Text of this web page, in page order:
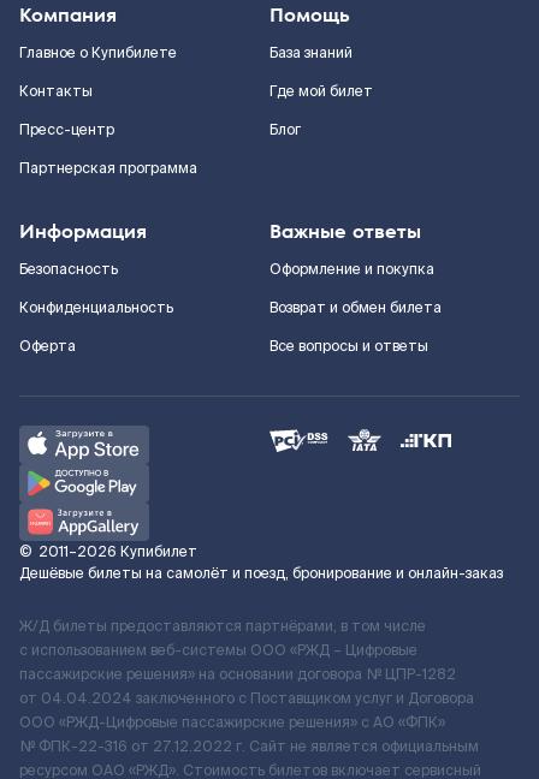
Компания
Главное о Купибилете
Контакты
Пресс-центр
Партнерская программа
Помощь
База знаний
Где мой билет
Блог
Информация
Безопасность
Конфиденциальность
Оферта
Важные ответы
Оформление и покупка
Возврат и обмен билета
Все вопросы и ответы
© 2011–2026 Купибилет
Дешёвые билеты на самолёт и поезд, бронирование и онлайн-заказ
Ж/Д билеты предоставляются партнёрами, в том числе
с использованием веб-системы ООО «РЖД – Цифровые
пассажирские решения» на основании договора № ЦПР-1282
от 04.04.2024 заключенного с Поставщиком услуг и Договора
ООО «РЖД-Цифровые пассажирские решения» c АО «ФПК»
№ ФПК-22-316 от 27.12.2022 г. Сайт не является официальным
ресурсом ОАО «РЖД». Стоимость билетов включает сервисный